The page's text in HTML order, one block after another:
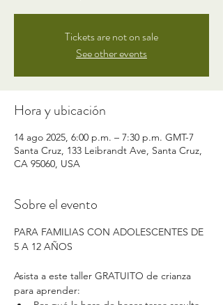
Tickets are not on sale
See other events
Hora y ubicación
14 ago 2025, 6:00 p.m. – 7:30 p.m. GMT-7
Santa Cruz, 133 Leibrandt Ave, Santa Cruz,
CA 95060, USA
Sobre el evento
PARA FAMILIAS CON ADOLESCENTES DE
5 A 12 AÑOS
Asista a este taller GRATUITO de crianza
para aprender: